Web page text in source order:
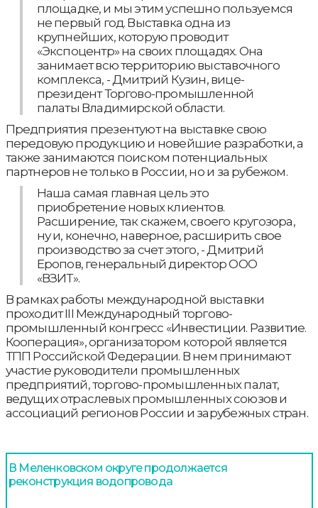
площадке, и мы этим успешно пользуемся
не первый год. Выставка одна из
крупнейших, которую проводит
«Экспоцентр» на своих площадях. Она
занимает всю территорию выставочного
комплекса, - Дмитрий Кузин, вице-
президент Торгово-промышленной
палаты Владимирской области.
Предприятия презентуют на выставке свою
передовую продукцию и новейшие разработки, а
также занимаются поиском потенциальных
партнеров не только в России, но и за рубежом.
Наша самая главная цель это
приобретение новых клиентов.
Расширение, так скажем, своего кругозора,
ну и, конечно, наверное, расширить свое
производство за счет этого, - Дмитрий
Еропов, генеральный директор ООО
«ВЗИТ».
В рамках работы международной выставки
проходит III Международный торгово-
промышленный конгресс «Инвестиции. Развитие.
Кооперация», организатором которой является
ТПП Российской Федерации. В нем принимают
участие руководители промышленных
предприятий, торгово-промышленных палат,
ведущих отраслевых промышленных союзов и
ассоциаций регионов России и зарубежных стран.
В Меленковском округе продолжается
реконструкция водопровода